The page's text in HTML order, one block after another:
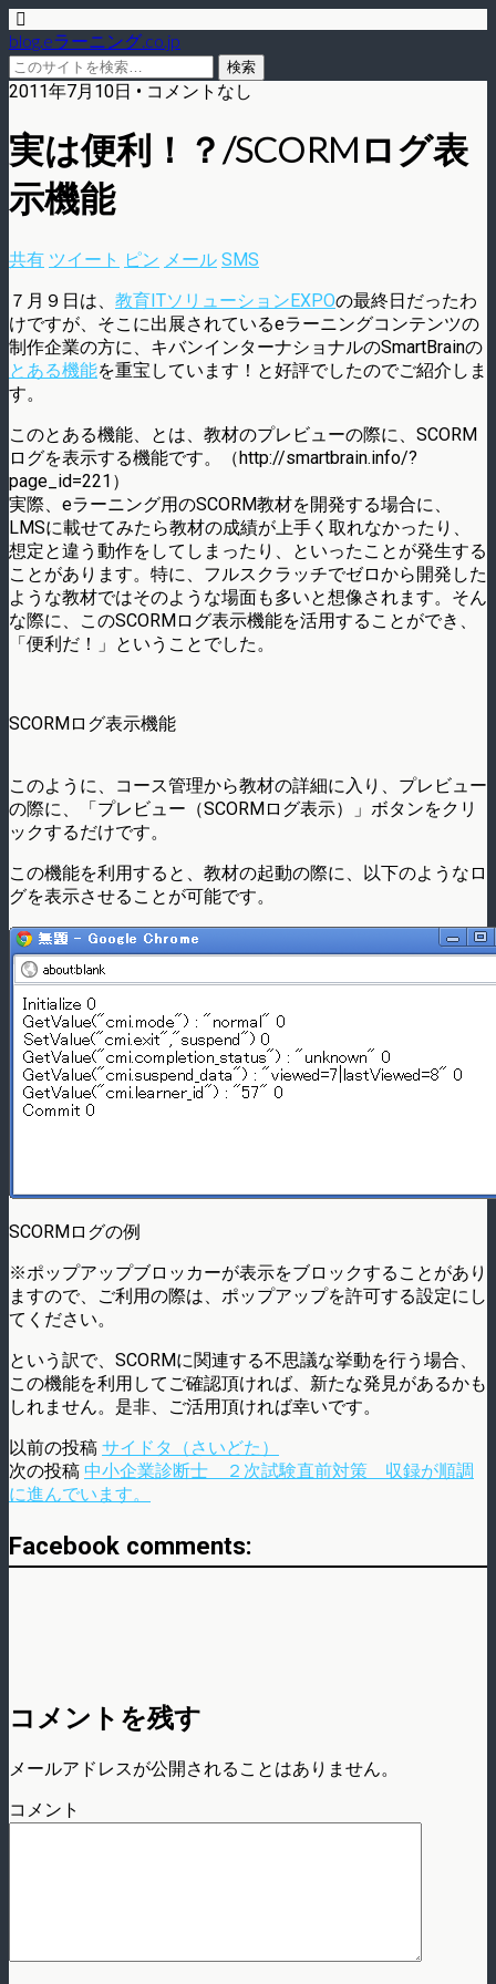
blog.eラーニング.co.jp
2011年7月10日 • コメントなし
実は便利！？/SCORMログ表
示機能
共有 ツイート ピン メール SMS
７月９日は、 教育ITソリューションEXPOの最終日だったわ
けですが、そこに出展されているeラーニングコンテンツの
制作企業の方に、キバンインターナショナルのSmartBrainの
とある機能を重宝しています！と好評でしたのでご紹介しま
す。
このとある機能、とは、教材のプレビューの際に、SCORM
ログを表示する機能です。（http://smartbrain.info/?
page_id=221）
実際、eラーニング用のSCORM教材を開発する場合に、
LMSに載せてみたら教材の成績が上手く取れなかったり、
想定と違う動作をしてしまったり、といったことが発生する
ことがあります。特に、フルスクラッチでゼロから開発した
ような教材ではそのような場面も多いと想像されます。そん
な際に、このSCORMログ表示機能を活用することができ、
「便利だ！」ということでした。
SCORMログ表示機能
このように、コース管理から教材の詳細に入り、プレビュー
の際に、「プレビュー（SCORMログ表示）」ボタンをクリ
ックするだけです。
この機能を利用すると、教材の起動の際に、以下のようなロ
グを表示させることが可能です。
SCORMログの例
※ポップアップブロッカーが表示をブロックすることがあり
ますので、ご利用の際は、ポップアップを許可する設定にし
てください。
という訳で、SCORMに関連する不思議な挙動を行う場合、
この機能を利用してご確認頂ければ、新たな発見があるかも
しれません。是非、ご活用頂ければ幸いです。
以前の投稿 サイドタ（さいどた）
次の投稿 中小企業診断士 ２次試験直前対策 収録が順調
に進んでいます。
Facebook comments:
コメントを残す
メールアドレスが公開されることはありません。
コメント